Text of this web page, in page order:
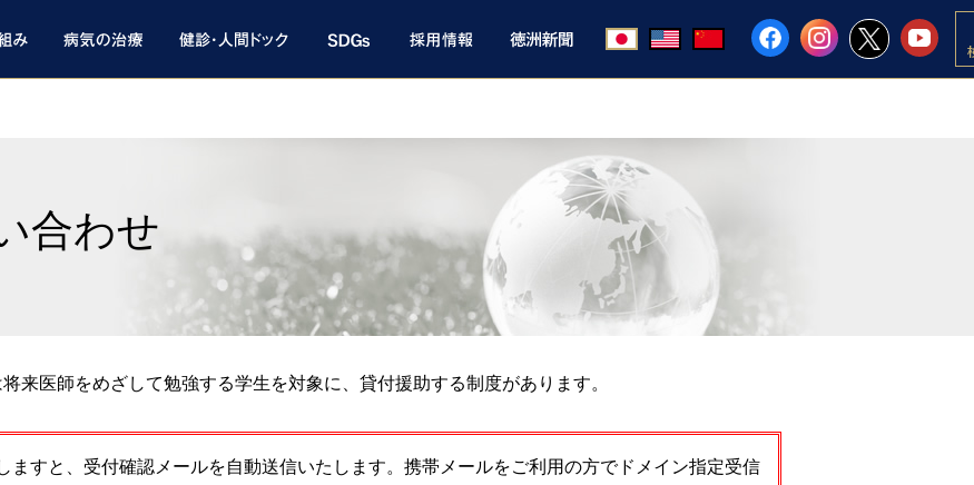
合わせ
来医師をめざして勉強する学生を対象に、貸付援助する制度があります。
ますと、受付確認メールを自動送信いたします。携帯メールをご利用の方でドメイン指定受信